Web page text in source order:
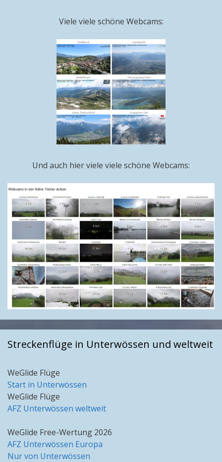
Viele viele schöne Webcams:
Und auch hier viele viele schöne Webcams:
Streckenflüge in Unterwössen und weltweit
WeGlide Flüge
Start in Unterwössen
WeGlide Flüge
AFZ Unterwössen weltweit
WeGlide Free-Wertung 2026
AFZ Unterwössen Europa
Nur von Unterwössen